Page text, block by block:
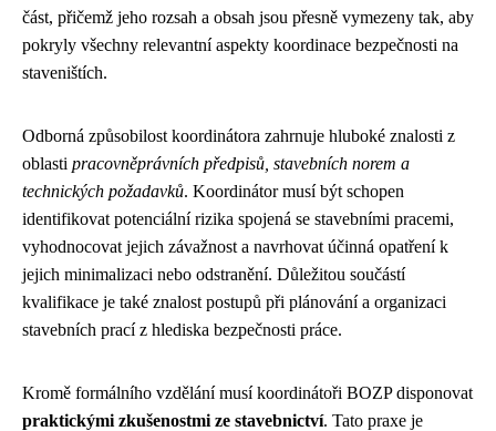
část, přičemž jeho rozsah a obsah jsou přesně vymezeny tak, aby
pokryly všechny relevantní aspekty koordinace bezpečnosti na
staveništích.
Odborná způsobilost koordinátora zahrnuje hluboké znalosti z
oblasti pracovněprávních předpisů, stavebních norem a
technických požadavků. Koordinátor musí být schopen
identifikovat potenciální rizika spojená se stavebními pracemi,
vyhodnocovat jejich závažnost a navrhovat účinná opatření k
jejich minimalizaci nebo odstranění. Důležitou součástí
kvalifikace je také znalost postupů při plánování a organizaci
stavebních prací z hlediska bezpečnosti práce.
Kromě formálního vzdělání musí koordinátoři BOZP disponovat
praktickými zkušenostmi ze stavebnictví. Tato praxe je